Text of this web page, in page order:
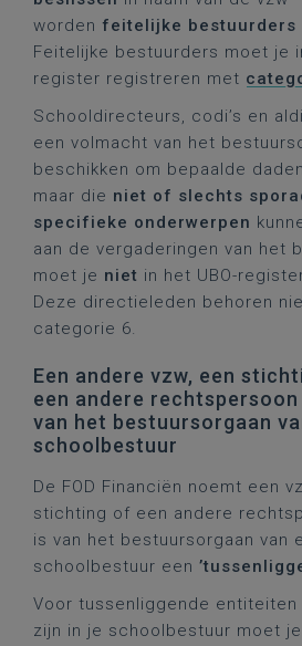
worden feitelijke bestuurders
Feitelijke bestuurders moet je
register registreren met
Schooldirecteurs, codi’s en
een volmacht van het
beschikken om bepaalde
maar die niet of slechts
specifieke onderwerpen
aan de vergaderingen van het
moet je niet in het UBO-
Deze directieleden behoren
categorie 6.
Een andere vzw, een
een andere rechtspersoon
van het bestuursorgaan
schoolbestuur
De FOD Financiën noemt een
stichting of een andere
is van het bestuursorgaan van
schoolbestuur een
Voor tussenliggende
zijn in je schoolbestuur moet je